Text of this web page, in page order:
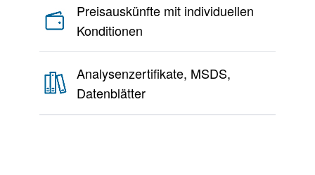
Preisauskünfte mit individuellen
Konditionen
Analysenzertifikate, MSDS,
Datenblätter